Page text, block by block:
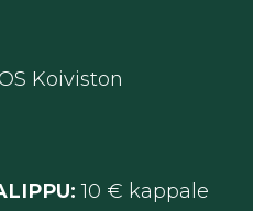
Koiviston
10 € kappale